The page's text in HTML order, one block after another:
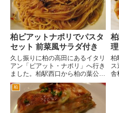
駐車場内の指定の場所です。台数
は...
機
柏ピアットナポリでパスタ
セット 前菜風サラダ付き
久し振りに柏の高田にあるイタリ
アン「ピアット・ナポリ」へ行き
ました。柏駅西口から柏の葉公園
方面へず～っと行ったバス通り沿
いにあります。 夜だったので、
結構店内は混んでました。カップ
ル、グループなどが多かったでし
柏
舎
柏